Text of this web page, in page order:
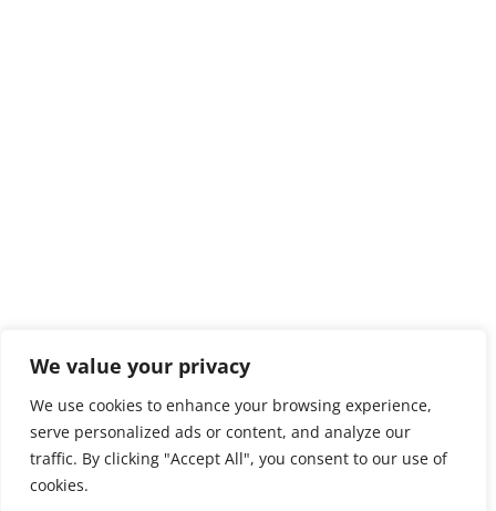
We value your privacy
We use cookies to enhance your browsing experience,
serve personalized ads or content, and analyze our
traffic. By clicking "Accept All", you consent to our use of
cookies.